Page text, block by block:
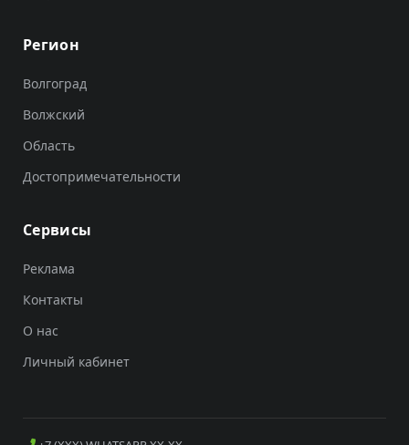
Регион
Волгоград
Волжский
Область
Достопримечательности
Сервисы
Реклама
Контакты
О нас
Личный кабинет